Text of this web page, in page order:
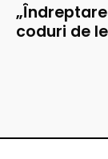
coduri de